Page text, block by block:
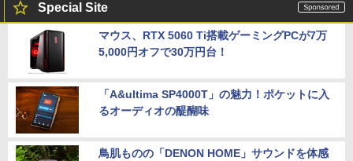
Special Site
マウス、RTX 5060 Ti搭載ゲーミングPCが7万
5,000円オフで30万円台！
「A&ultima SP4000T」の魅力！ポケットに入
るオーディオの醍醐味
鳥肌ものの「DENON HOME」サウンドを体感